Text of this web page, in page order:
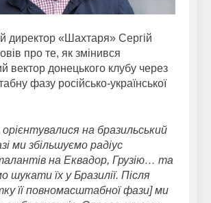
директор «Шахтаря» Сергій
про те, як змінився
вектор донецького клубу через
фазу російсько-української
на бразильський
ми збільшуємо радіус
на Еквадор, Грузію… та
шукати їх у Бразилії. Після
її повномасштабної фази] ми